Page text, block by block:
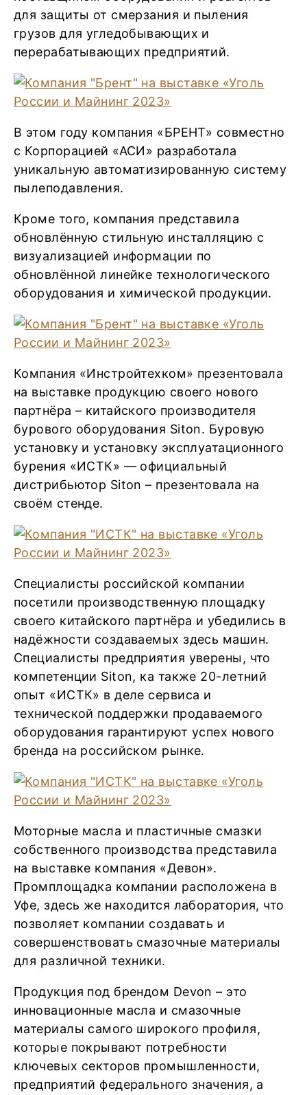
для защиты от смерзания и пыления
грузов для угледобывающих и
перерабатывающих предприятий.
В этом году компания «БРЕНТ» совместно
с Корпорацией «АСИ» разработала
уникальную автоматизированную систему
пылеподавления.
Кроме того, компания представила
обновлённую стильную инсталляцию с
визуализацией информации по
обновлённой линейке технологического
оборудования и химической продукции.
Компания «Инстройтехком» презентовала
на выставке продукцию своего нового
партнёра – китайского производителя
бурового оборудования Siton. Буровую
установку и установку эксплуатационного
бурения «ИСТК» — официальный
дистрибьютор Siton – презентовала на
своём стенде.
Специалисты российской компании
посетили производственную площадку
своего китайского партнёра и убедились в
надёжности создаваемых здесь машин.
Специалисты предприятия уверены, что
компетенции Siton, ка также 20-летний
опыт «ИСТК» в деле сервиса и
технической поддержки продаваемого
оборудования гарантируют успех нового
бренда на российском рынке.
Моторные масла и пластичные смазки
собственного производства представила
на выставке компания «Девон».
Промплощадка компании расположена в
Уфе, здесь же находится лаборатория, что
позволяет компании создавать и
совершенствовать смазочные материалы
для различной техники.
Продукция под брендом Devon – это
инновационные масла и смазочные
материалы самого широкого профиля,
которые покрывают потребности
ключевых секторов промышленности,
предприятий федерального значения, а